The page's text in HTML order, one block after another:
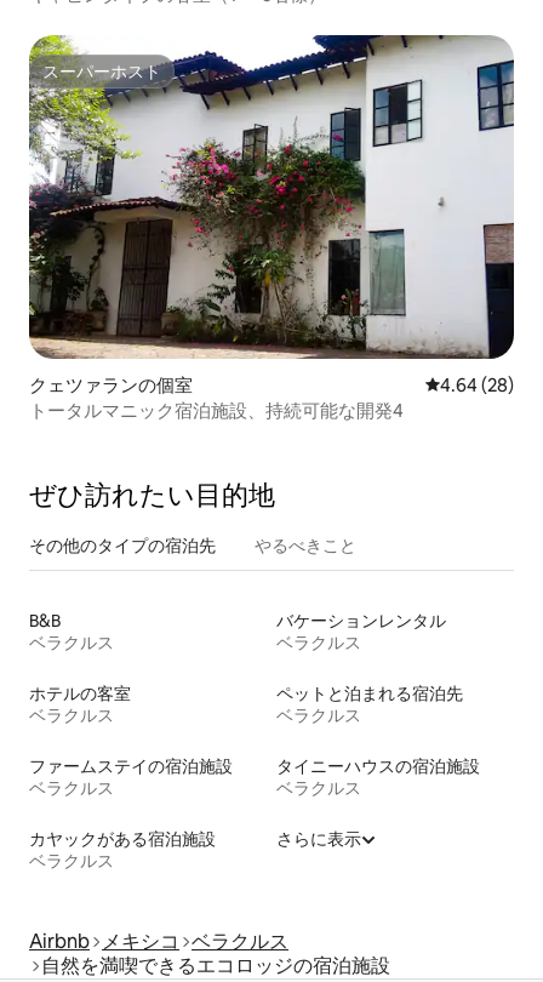
スーパーホスト
スーパーホスト
クェツァランの個室 レビュー28
4.64 (28)
トータルマニック宿泊施設、持続可能な開発4
ぜひ訪⁠れ⁠た⁠い目⁠的⁠地
その他のタ⁠イ⁠プ⁠の宿⁠泊⁠先 やるべきこと
B&B
ベラクルス
バケーションレンタル
ベラクルス
ホテルの客室
ベラクルス
ペットと泊まれる宿泊先
ベラクルス
ファームステイの宿泊施設
ベラクルス
タイニーハウスの宿泊施設
ベラクルス
カヤックがある宿泊施設
ベラクルス
さらに表示
Airbnb メキシコ
ベラクルス
自然を満喫できるエコロッジの宿泊施設